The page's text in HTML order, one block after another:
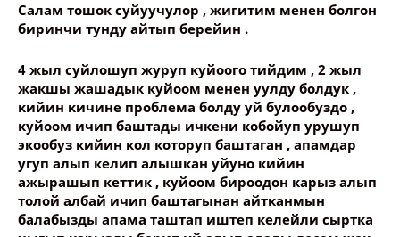
Салам тошок суйуучулор , жигитим менен болгон
биринчи тунду айтып берейин .
4 жыл суйлошуп журуп куйоого тийдим , 2 жыл
жакшы жашадык куйоом менен уулду болдук ,
кийин кичине проблема болду уй булообуздо ,
куйоом ичип баштады ичкени кобойуп урушуп
экообуз кийин кол которуп баштаган , апамдар
угуп алып келип алышкан уйуно кийин
ажырашып кеттик , куйоом бироодон карыз алып
толой албай ичип баштагынан айтканмын
балабызды апама таштап иштеп келейли сыртка